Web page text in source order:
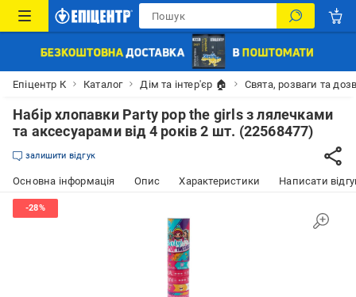
Епіцентр К Каталог Дім та інтер'єр 🏠 Свята, розваги та
Набір хлопавки Party pop the girls з лялечками
та аксесуарами від 4 років 2 шт. (22568477)
залишити відгук
Основна інформація Опис Характеристики Написати